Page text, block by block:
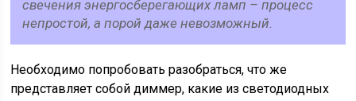
свечения энергосберегающих ламп – процесс
непростой, а порой даже невозможный.
Необходимо попробовать разобраться, что же
представляет собой диммер, какие из светодиодных